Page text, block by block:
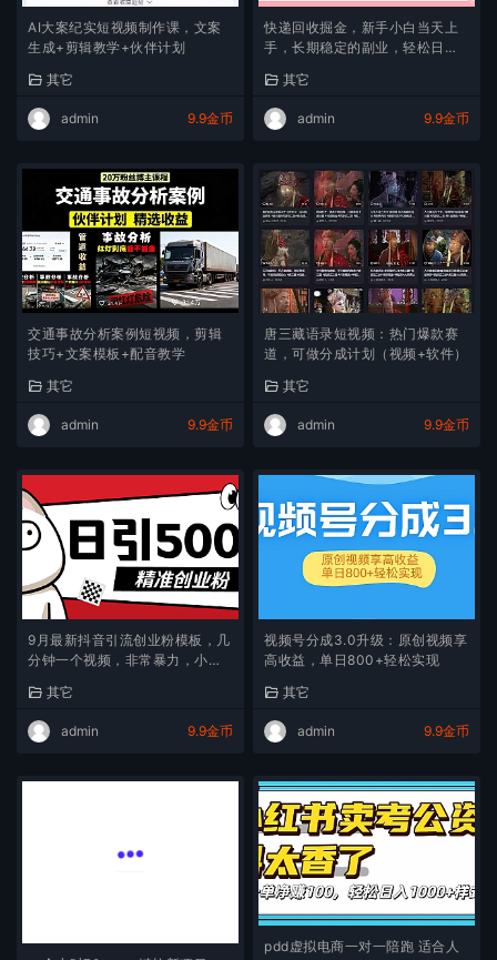
AI大案纪实短视频制作课，文案
生成+剪辑教学+伙伴计划
其它
admin 9.9金币
快递回收掘金，新手小白当天上
手，长期稳定的副业，轻松日入
其它
admin 9.9金币
交通事故分析案例短视频，剪辑
技巧+文案模板+配音教学
其它
admin 9.9金币
唐三藏语录短视频：热门爆款赛
道，可做分成计划（视频+软件）
其它
admin 9.9金币
9月最新抖音引流创业粉模板，几
分钟一个视频，非常暴力，小白
其它
admin 9.9金币
视频号分成3.0升级：原创视频享
高收益，单日800+轻松实现
其它
admin 9.9金币
pdd虚拟电商一对一陪跑 适合人